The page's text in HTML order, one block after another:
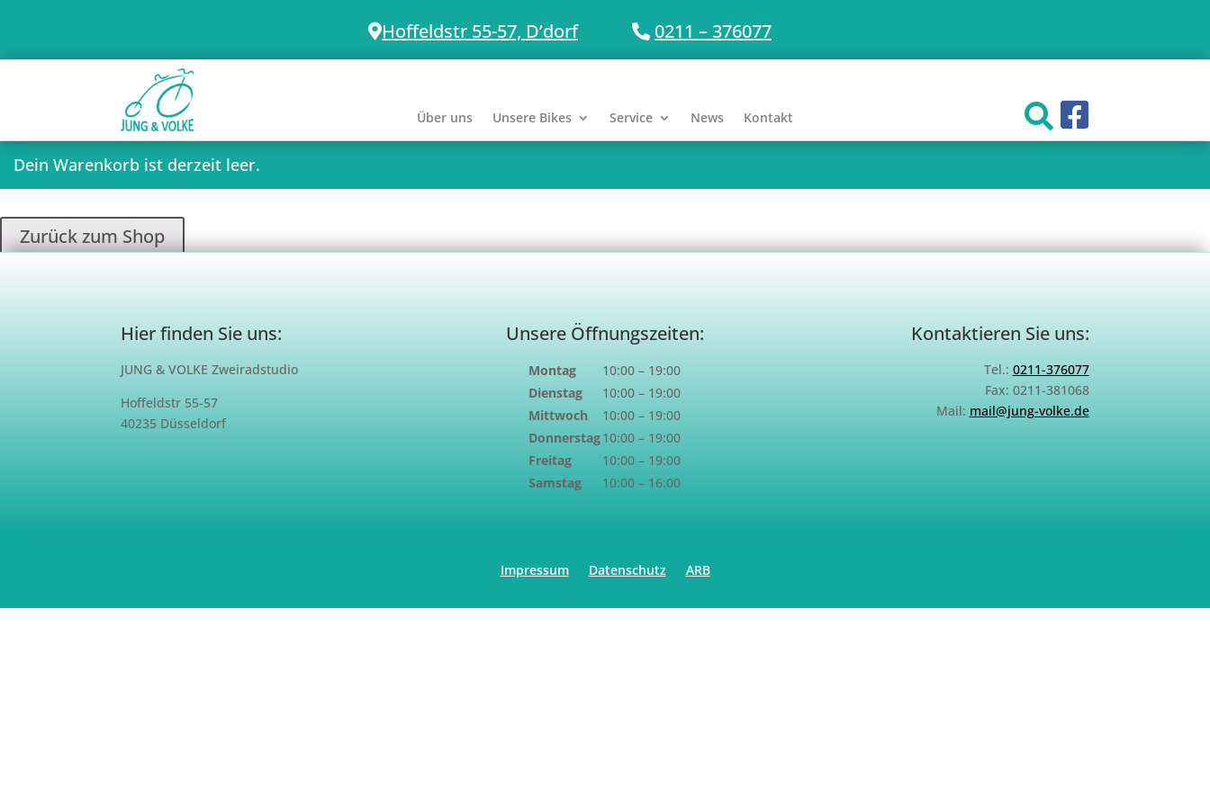
Hoffeldstr 55-57, D’dorf 0211 – 376077
Über uns Unsere Bikes Service News Kontakt
Dein Warenkorb ist derzeit leer.
Zurück zum Shop
Hier finden Sie uns:
JUNG & VOLKE Zweiradstudio
Hoffeldstr 55-57
40235 Düsseldorf
Unsere Öffnungszeiten:
Montag
10:00 – 19:00
Dienstag
10:00 – 19:00
Mittwoch
10:00 – 19:00
Donnerstag10:00 – 19:00
Freitag
10:00 – 19:00
Samstag
10:00 – 16:00
Kontaktieren Sie uns:
Tel.: 0211-376077
Fax: 0211-381068
Mail: mail@jung-volke.de
Impressum Datenschutz ARB